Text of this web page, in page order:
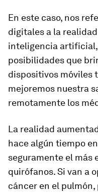
En este caso, nos
digitales a la
inteligencia
posibilidades que
dispositivos móviles
mejoremos nuestra
remotamente los
La realidad
hace algún tiempo
seguramente el más
quirófanos. Si van a
cáncer en el